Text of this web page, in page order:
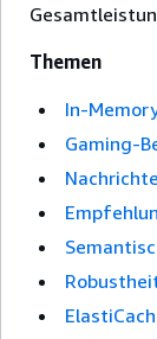
Themen
In-
Gaming-